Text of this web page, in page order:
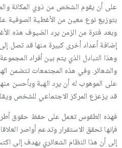
على أن يقوم الشخص من ذوي المكانة
بتوزيع نوع معين من الأغطية
وبعد فترة من الزمن يرد الضيوف هذه
إضافة أعداد أخرى كبيرة منها قد تصل
وهذا التبادل الذي يتم بين أفراد
والشعائر. وفي هذه المجتمعات تتضمن
على الموهوب له أن يرد الهبة وبأحسن
قد يزعزع المركز الاجتماعي للشخص
فهذه الطقوس تعمل على حفظ حقوق
فإنها تحقق الاستقرار وتدعم أواصر
إلى أن هذا النظام الشعائري يهدف إلى